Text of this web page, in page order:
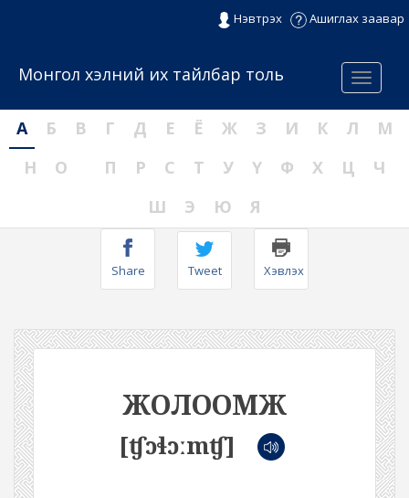
Нэвтрэх Ашиглах заавар
Menu
Монгол хэлний их тайлбар толь
А Б В Г Д Е Ё Ж З И К Л
М
Н
О П Р С Т У Ү Ф Х Ц
Ч
Ш
Э Ю Я
Share Tweet Хэвлэх
ЖОЛООМЖ
[ʧɔɬɔːmʧ]